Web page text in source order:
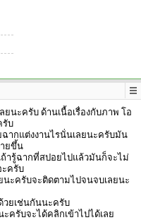
ยนะครับ ด้านเนื้อเรื่องกับภาพ โอ
รับ
ฉากแต่งงานไรนั่นเลยนะครับมัน
ยขึ้น
ถ้ารู้ฉากที่สปอยไปแล้วมันก็จะไม่
ะครับ
นะครับจะติดตามไปจนจบเลยนะ
ยเช่นกันนะครับ
ครับจะได้คลิกเข้าไปได้เลย